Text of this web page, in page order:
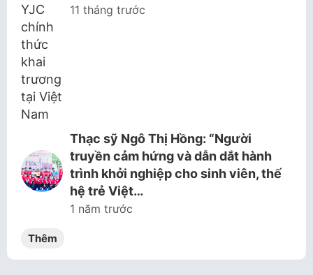
11 tháng trước
Thạc sỹ Ngô Thị Hồng: “Người
truyền cảm hứng và dẫn dắt hành
trình khởi nghiệp cho sinh viên, thế
hệ trẻ Việt…
1 năm trước
Thêm